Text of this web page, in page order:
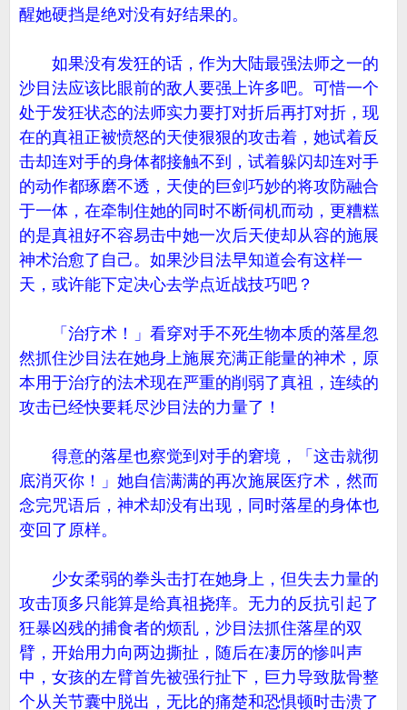
醒她硬挡是绝对没有好结果的。
如果没有发狂的话，作为大陆最强法师之一的
沙目法应该比眼前的敌人要强上许多吧。可惜一个
处于发狂状态的法师实力要打对折后再打对折，现
在的真祖正被愤怒的天使狠狠的攻击着，她试着反
击却连对手的身体都接触不到，试着躲闪却连对手
的动作都琢磨不透，天使的巨剑巧妙的将攻防融合
于一体，在牵制住她的同时不断伺机而动，更糟糕
的是真祖好不容易击中她一次后天使却从容的施展
神术治愈了自己。如果沙目法早知道会有这样一
天，或许能下定决心去学点近战技巧吧？
「治疗术！」看穿对手不死生物本质的落星忽
然抓住沙目法在她身上施展充满正能量的神术，原
本用于治疗的法术现在严重的削弱了真祖，连续的
攻击已经快要耗尽沙目法的力量了！
得意的落星也察觉到对手的窘境，「这击就彻
底消灭你！」她自信满满的再次施展医疗术，然而
念完咒语后，神术却没有出现，同时落星的身体也
变回了原样。
少女柔弱的拳头击打在她身上，但失去力量的
攻击顶多只能算是给真祖挠痒。无力的反抗引起了
狂暴凶残的捕食者的烦乱，沙目法抓住落星的双
臂，开始用力向两边撕扯，随后在凄厉的惨叫声
中，女孩的左臂首先被强行扯下，巨力导致肱骨整
个从关节囊中脱出，无比的痛楚和恐惧顿时击溃了